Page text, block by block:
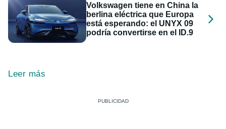
Volkswagen tiene en China la
berlina eléctrica que Europa
está esperando: el UNYX 09
podría convertirse en el ID.9
Leer más